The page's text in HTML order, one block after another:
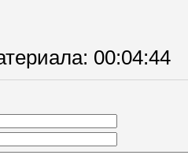
: 00:04:44